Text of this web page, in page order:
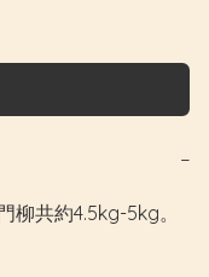
−
柳共約4.5kg-5kg。